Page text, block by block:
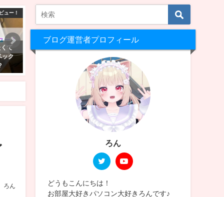
ールド制作
ワールド
セット
】
始めたら行ってほしい日本人と会
えるワールド5選！
2023年1月30日
ーセール商品はどれ？
ろん
ブログ運営者プロフィール
ろん
どうもこんにちは！
お部屋大好きパソコン大好きろんです♪